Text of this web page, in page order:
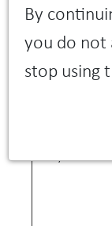
Google
Analytics
Google
Analytics
Analytics
By
you do not
stop using